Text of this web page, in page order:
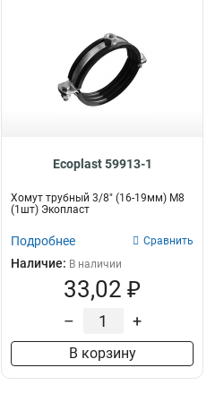
Ecoplast 59913-1
Хомут трубный 3/8" (16-19мм) М8
(1шт) Экопласт
Подробнее Сравнить
Наличие: В наличии
33,02 ₽
– +
В корзину